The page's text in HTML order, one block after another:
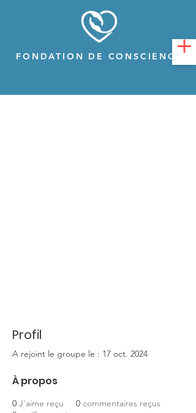
FONDATION DE CONSCIENCE
Profil
A rejoint le groupe le : 17 oct. 2024
À propos
0 J'aime reçu 0 commentaires reçus